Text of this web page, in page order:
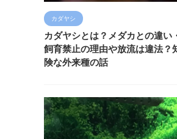
カダヤシ
カダヤシとは？メダカとの違い
飼育禁止の理由や放流は違法？
険な外来種の話